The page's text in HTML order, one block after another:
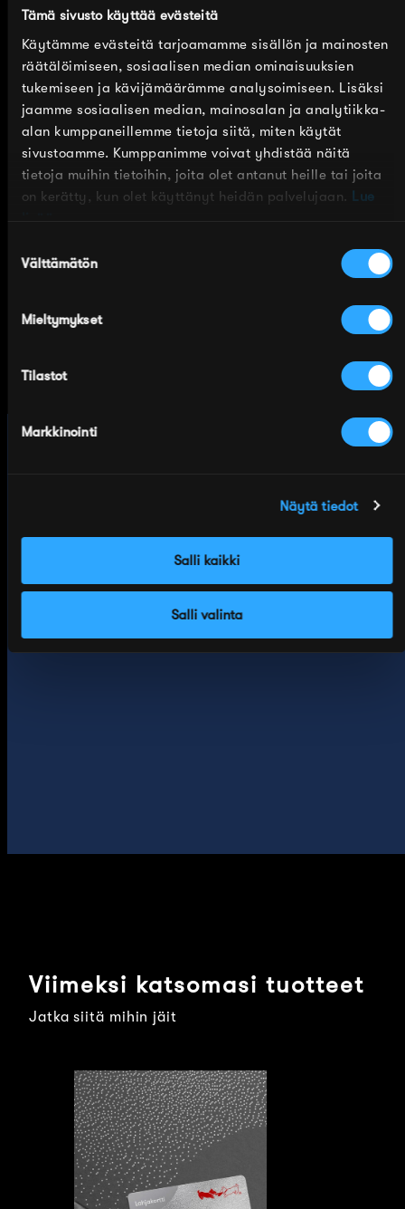
Tämä sivusto käyttää evästeitä
Käytämme evästeitä tarjoamamme sisällön ja mainosten
räätälöimiseen, sosiaalisen median ominaisuuksien
tukemiseen ja kävijämäärämme analysoimiseen. Lisäksi
jaamme sosiaalisen median, mainosalan ja analytiikka-
alan kumppaneillemme tietoja siitä, miten käytät
sivustoamme. Kumppanimme voivat yhdistää näitä
tietoja muihin tietoihin, joita olet antanut heille tai joita
on kerätty, kun olet käyttänyt heidän palvelujaan. Lue
valinta
Välttämätön
Mieltymykset
Tilastot
Markkinointi
Näytä tiedot
Salli kaikki
Salli valinta
Lahjakortti on voimassa vuoden
ostopäivästä
Lahjakortin voi käyttää Sidosteen
verkkokaupassa, mutta ei Sidosteen
tehtaanmyymälässä
Lahjakortissa on koodi, joka syötetään
verkkokaupan kassalla alennuskoodi-
kenttään, jolloin lahjakortin summa
vähennetään ostosten hinnasta
Saat sähköpostiisi linkin sivulle, jossa on
tulostaa kortin ja antaa sen lahjaksi. Voit
kortissa olevan alennuskoodin lahjakortin
Viimeksi katsomasi tuotteet
Jatka siitä mihin jäit